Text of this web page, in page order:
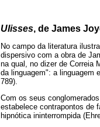
Ulisses, de James
No campo da literatura
dispersivo com a obra de
na qual, no dizer de Correia
da linguagem": a linguagem
789).
Com os seus
estabelece contrapontos de
hipnótica ininterrompida